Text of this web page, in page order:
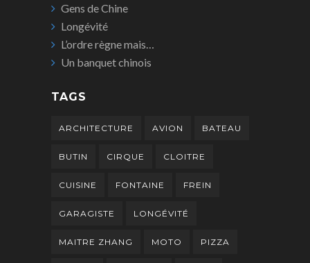
Gens de Chine
Longévité
L’ordre règne mais…
Un banquet chinois
TAGS
ARCHITECTURE AVION BATEAU
BUTIN CIRQUE CLOITRE
CUISINE FONTAINE FREIN
GARAGISTE LONGÉVITÉ
MAITRE ZHANG MOTO PIZZA